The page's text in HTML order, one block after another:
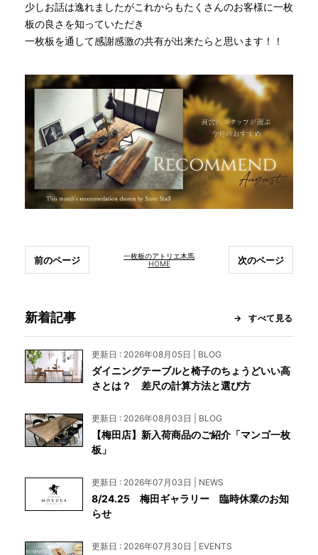
少しお話は逸れましたがこれからもたくさんのお客様に一枚
板の良さを知っていただき
一枚板を通して感謝感激の共有が出来たらと思います！！
一枚板のアトリエ木馬
HOME
前のページ 次のページ
新着記事 すべて見る
更新日 : 2026年08月05日 | BLOG
ダイニングテーブルと椅子のちょうどいい高
さとは？ 差尺の計算方法と選び方
更新日 : 2026年08月03日 | BLOG
【梅田店】新入荷商品のご紹介「マンゴ一枚
板」
更新日 : 2026年07月03日 | NEWS
8/24.25 梅田ギャラリー 臨時休業のお知
らせ
更新日 : 2026年07月30日 | EVENTS